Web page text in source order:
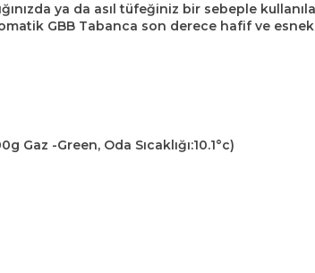
ya da asıl tüfeğiniz bir sebeple
GBB Tabanca son derece hafif ve esnek
Gaz -Green, Oda Sıcaklığı:10.1°c)